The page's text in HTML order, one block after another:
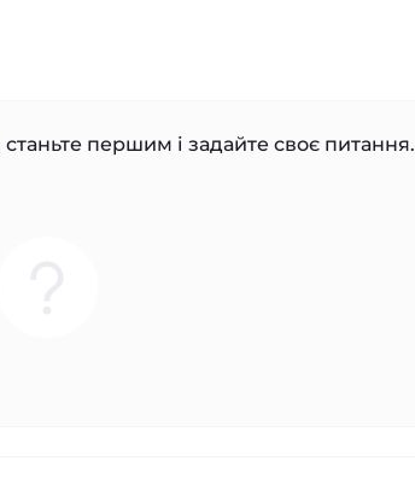
першим і задайте своє питання.